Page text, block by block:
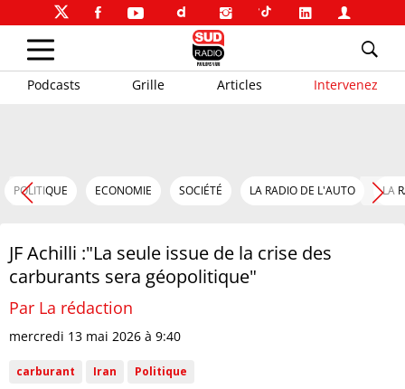
Podcasts Grille Articles Intervenez
POLITIQUE ECONOMIE SOCIÉTÉ LA RADIO DE L'AUTO LA
JF Achilli :"La seule issue de la crise des
carburants sera géopolitique"
Par La rédaction
mercredi 13 mai 2026 à 9:40
carburant Iran Politique